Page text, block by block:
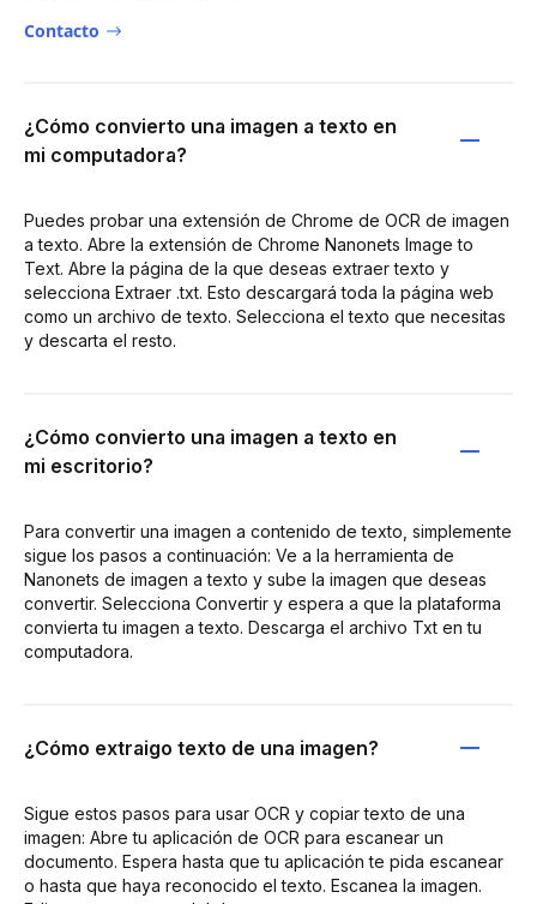
Contacto
¿Cómo convierto una imagen a texto en
mi computadora?
Puedes probar una extensión de Chrome de OCR de imagen
a texto. Abre la extensión de Chrome Nanonets Image to
Text. Abre la página de la que deseas extraer texto y
selecciona Extraer .txt. Esto descargará toda la página web
como un archivo de texto. Selecciona el texto que necesitas
y descarta el resto.
¿Cómo convierto una imagen a texto en
mi escritorio?
Para convertir una imagen a contenido de texto, simplemente
sigue los pasos a continuación: Ve a la herramienta de
Nanonets de imagen a texto y sube la imagen que deseas
convertir. Selecciona Convertir y espera a que la plataforma
convierta tu imagen a texto. Descarga el archivo Txt en tu
computadora.
¿Cómo extraigo texto de una imagen?
Sigue estos pasos para usar OCR y copiar texto de una
imagen: Abre tu aplicación de OCR para escanear un
documento. Espera hasta que tu aplicación te pida escanear
o hasta que haya reconocido el texto. Escanea la imagen.